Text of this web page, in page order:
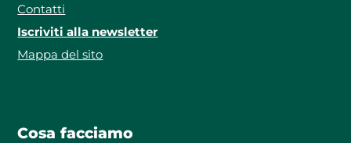
Contatti
Iscriviti alla newsletter
Mappa del sito
Cosa facciamo